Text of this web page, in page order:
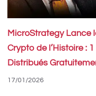
MicroStrategy Lance
Crypto de l’Histoire :
Distribués
17/01/2026